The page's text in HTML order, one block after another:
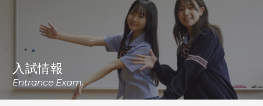
入試情報
Entrance Exam.